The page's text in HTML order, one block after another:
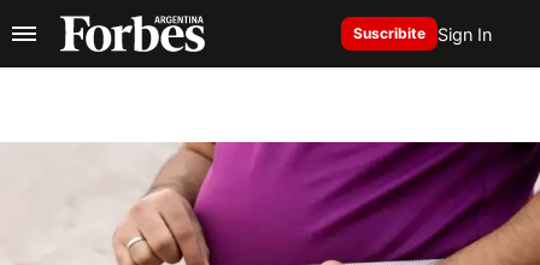
Suscribite Sign In